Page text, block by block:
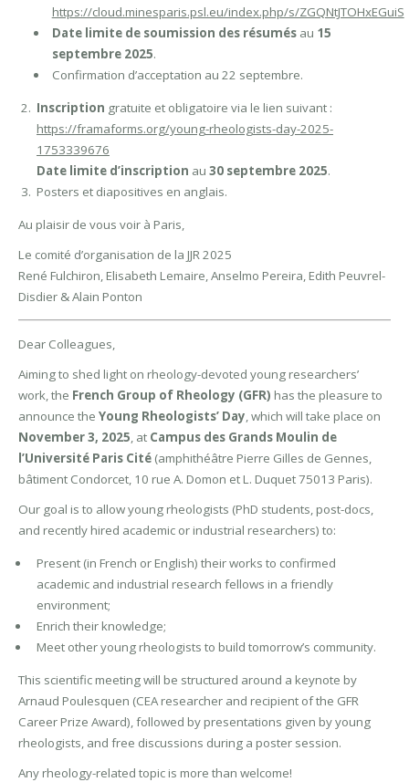
https://cloud.minesparis.psl.eu/index.php/s/ZGQNtJTOHxEGuiS
Date limite de soumission des résumésau 15
septembre 2025.
Confirmation d’acceptation au 22 septembre.
Inscription gratuite et obligatoire via le lien suivant :
https://framaforms.org/young-rheologists-day-2025-
1753339676
Date limite d’inscription au 30 septembre 2025.
Posters et diapositives en anglais.
Au plaisir de vous voir à Paris,
Le comité d’organisation de la JJR 2025
René Fulchiron, Elisabeth Lemaire, Anselmo Pereira, Edith Peuvrel-
Disdier & Alain Ponton
Dear Colleagues,
Aiming to shed light on rheology-devoted young researchers’
work, the French Group of Rheology (GFR) has the pleasure to
announce the Young Rheologists’ Day, which will take place on
November 3, 2025, at Campus des Grands Moulin de
l’Université Paris Cité (amphithéâtre Pierre Gilles de Gennes,
bâtiment Condorcet, 10 rue A. Domon et L. Duquet 75013 Paris).
Our goal is to allow young rheologists (PhD students, post-docs,
and recently hired academic or industrial researchers) to:
Present (in French or English) their works to confirmed
academic and industrial research fellows in a friendly
environment;
Enrich their knowledge;
Meet other young rheologists to build tomorrow’s community.
This scientific meeting will be structured around a keynote by
Arnaud Poulesquen (CEA researcher and recipient of the GFR
Career Prize Award), followed by presentations given by young
rheologists, and free discussions during a poster session.
Any rheology-related topic is more than welcome!